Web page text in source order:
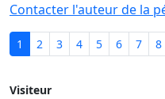
Contacter l'auteur de la
1 2 3 4 5 6 7 8
Visiteur